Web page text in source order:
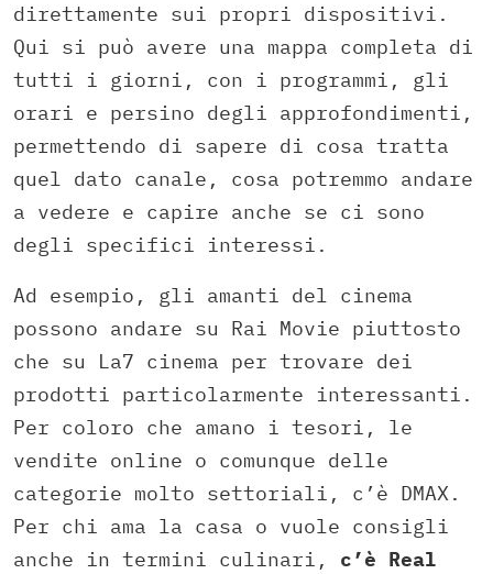
direttamente sui propri dispositivi.
Qui si può avere una mappa completa di
tutti i giorni, con i programmi, gli
orari e persino degli approfondimenti,
permettendo di sapere di cosa tratta
quel dato canale, cosa potremmo andare
a vedere e capire anche se ci sono
degli specifici interessi.
Ad esempio, gli amanti del cinema
possono andare su Rai Movie piuttosto
che su La7 cinema per trovare dei
prodotti particolarmente interessanti.
Per coloro che amano i tesori, le
vendite online o comunque delle
categorie molto settoriali, c’è DMAX.
Per chi ama la casa o vuole consigli
anche in termini culinari, c’è Real